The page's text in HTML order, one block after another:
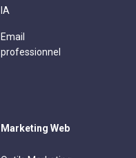
IA
Email
professionnel
Marketing Web